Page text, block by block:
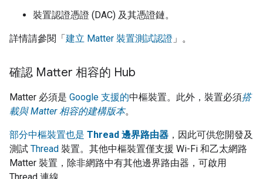
裝置認證憑證 (DAC) 及其憑證鏈。
詳情請參閱「建立 Matter 裝置測試認證 」。
確認 Matter 相容的 Hub
Matter 必須是 Google 支援的中樞裝置。此外，裝置必須搭
載與 Matter 相容的建構版本。
部分中樞裝置也是 Thread 邊界路由器 ，因此可供您開發及
測試 Thread 裝置。其他中樞裝置僅支援 Wi-Fi 和乙太網路
Matter 裝置，除非網路中有其他邊界路由器，可啟用